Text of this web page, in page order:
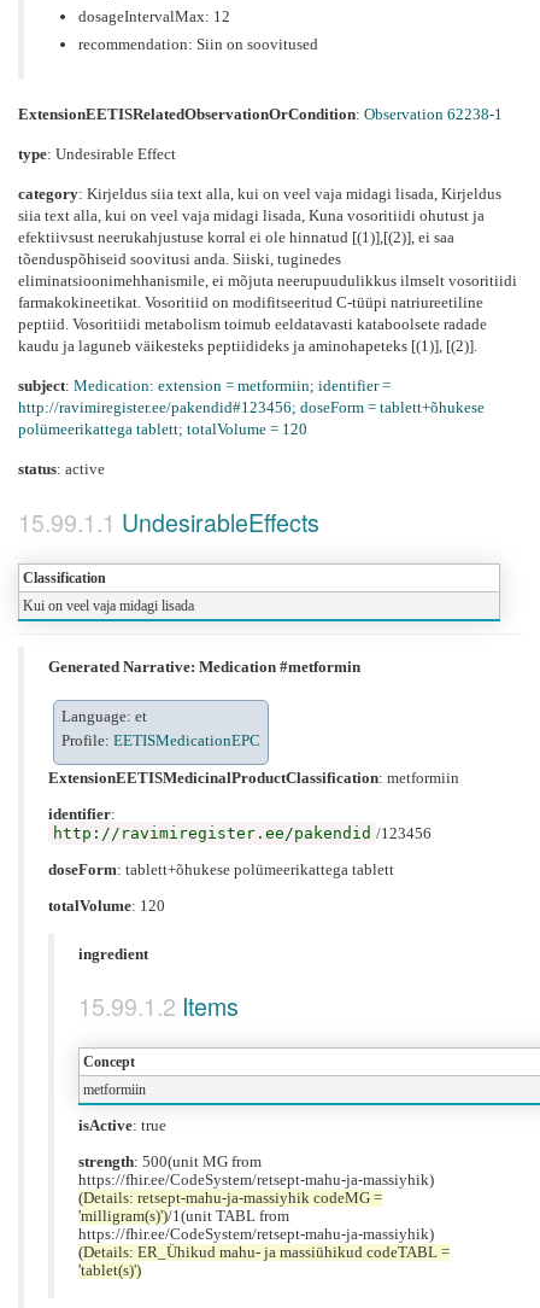
dosageIntervalMax: 12
recommendation: Siin on soovitused
ExtensionEETISRelatedObservationOrCondition: Observation 62238-1
type: Undesirable Effect
category: Kirjeldus siia text alla, kui on veel vaja midagi lisada, Kirjeldus
siia text alla, kui on veel vaja midagi lisada, Kuna vosoritiidi ohutust ja
efektiivsust neerukahjustuse korral ei ole hinnatud [(1)],[(2)], ei saa
tõenduspõhiseid soovitusi anda. Siiski, tuginedes
eliminatsioonimehhanismile, ei mõjuta neerupuudulikkus ilmselt vosoritiidi
farmakokineetikat. Vosoritiid on modifitseeritud C-tüüpi natriureetiline
peptiid. Vosoritiidi metabolism toimub eeldatavasti kataboolsete radade
kaudu ja laguneb väikesteks peptiidideks ja aminohapeteks [(1)], [(2)].
subject: Medication: extension = metformiin; identifier =
http://ravimiregister.ee/pakendid#123456; doseForm = tablett+õhukese
polümeerikattega tablett; totalVolume = 120
status: active
UndesirableEffects
Classification
Kui on veel vaja midagi lisada
Generated Narrative: Medication #metformin
Language: et
Profile: EETISMedicationEPC
ExtensionEETISMedicinalProductClassification: metformiin
identifier:
http://ravimiregister.ee/pakendid /123456
doseForm: tablett+õhukese polümeerikattega tablett
totalVolume: 120
ingredient
Items
Concept
metformiin
isActive: true
strength: 500(unit MG from
https://fhir.ee/CodeSystem/retsept-mahu-ja-massiyhik)
(Details: retsept-mahu-ja-massiyhik codeMG =
'milligram(s)')/1(unit TABL from
https://fhir.ee/CodeSystem/retsept-mahu-ja-massiyhik)
(Details: ER_Ühikud mahu- ja massiühikud codeTABL =
'tablet(s)')